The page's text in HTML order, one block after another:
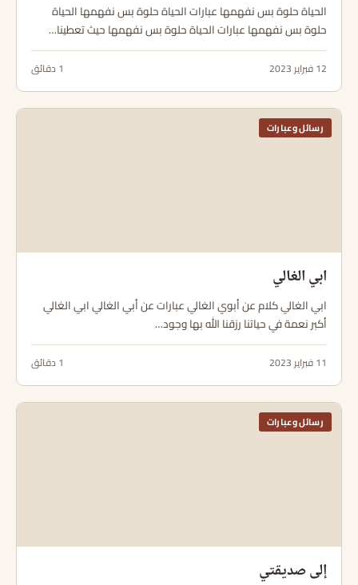
الحياة حلوة بس نفهمها عبارات الحياة حلوة بس نفهمها الحياة
حلوة بس نفهمها عبارات الحياة حلوة بس نفهمها حيث تعطينا…
12 فبراير 2023 1 دقائق
رسائل وعبارات
ابي الغالي
ابي الغالي كلام عن أبوي الغالي عبارات عن أبي الغالي ابي الغالي
أكبر نعمة في حياتنا رزقنا الله بها وجود…
11 فبراير 2023 1 دقائق
رسائل وعبارات
إلى صديقتي